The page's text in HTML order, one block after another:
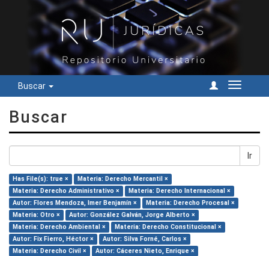
Buscar
Cambiar
Buscar
Ir
Has File(s): true ×
Materia: Derecho Mercantil ×
Materia: Derecho Administrativo ×
Materia: Derecho Internacional ×
Autor: Flores Mendoza, Imer Benjamín ×
Materia: Derecho Procesal ×
Materia: Otro ×
Autor: González Galván, Jorge Alberto ×
Materia: Derecho Ambiental ×
Materia: Derecho Constitucional ×
Autor: Fix Fierro, Héctor ×
Autor: Silva Forné, Carlos ×
Materia: Derecho Civil ×
Autor: Cáceres Nieto, Enrique ×